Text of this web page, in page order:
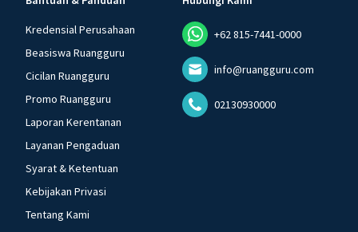
Kredensial Perusahaan
Beasiswa Ruangguru
Cicilan Ruangguru
Promo Ruangguru
Laporan Kerentanan
Layanan Pengaduan
Syarat & Ketentuan
Kebijakan Privasi
Tentang Kami
+62 815-7441-0000
info@ruangguru.com
02130930000